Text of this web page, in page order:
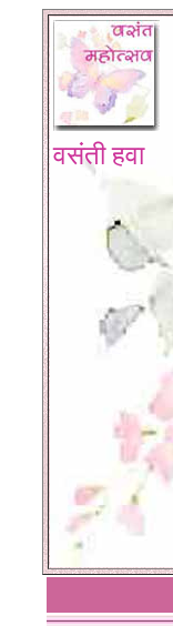
वसंती हवा